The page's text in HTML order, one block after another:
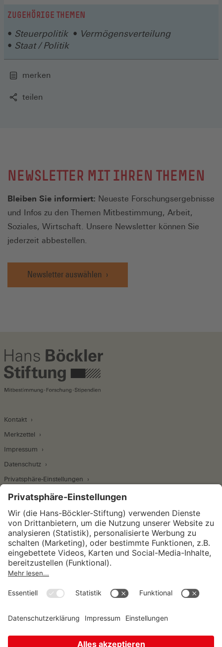
ZUGEHÖRIGE THEMEN
Steuerpolitik
Vermögensverteilung
Staat / Politik
merken
teilen
NEWSLETTER MIT IHREN THEMEN
Bleiben Sie informiert: Neueste Forschungsergebnisse
und Infos zu den Themen Mitbestimmung, Arbeit,
Soziales, Wirtschaft. Unsere Newsletter können Sie
jederzeit abbestellen.
Newsletter auswählen
Kontakt
Merkzettel
Impressum
Datenschutz
Privatsphäre-Einstellungen
Wirtschafts- und Sozialwissenschaftliches Institut
Institut für Makroökonomie und
Konjunkturforschung
Unternehmensführung